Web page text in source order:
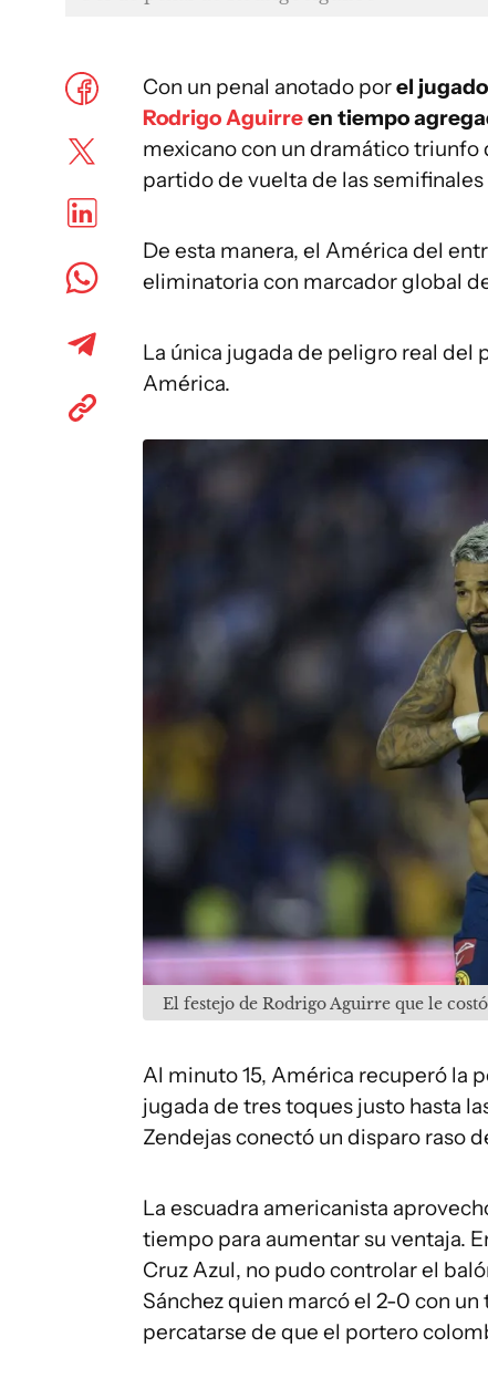
Con un penal anotado porel
Rodrigo Aguirreen tiempo
mexicano con un dramático triunfo
partido de vuelta de las
De esta manera, el América del
eliminatoria con marcador global
La única jugada de peligro real
América.
El festejo de Rodrigo Aguirre que le
Al minuto 15, América recuperó la
jugada de tres toques justo hasta
Zendejas conectó un disparo raso
La escuadra americanista
tiempo para aumentar su ventaja.
Cruz Azul, no pudo controlar el
Sánchez quien marcó el 2-0 con
percatarse de que el portero